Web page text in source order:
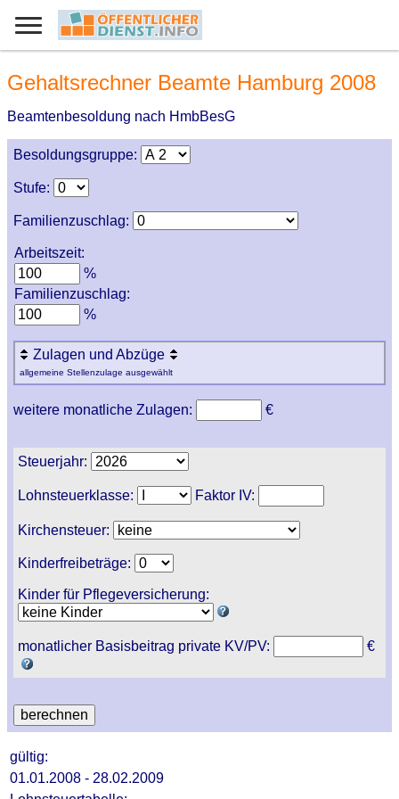
Gehaltsrechner Beamte Hamburg 2008
Beamtenbesoldung nach HmbBesG
Besoldungsgruppe:
Stufe:
Familienzuschlag:
Arbeitszeit:
%
Familienzuschlag:
%
Zulagen und Abzüge
allgemeine Stellenzulage ausgewählt
weitere monatliche Zulagen: €
Steuerjahr:
Lohnsteuerklasse: Faktor IV:
Kirchensteuer:
Kinderfreibeträge:
Kinder für Pflegeversicherung:
monatlicher Basisbeitrag private KV/PV: €
gültig:
01.01.2008 - 28.02.2009